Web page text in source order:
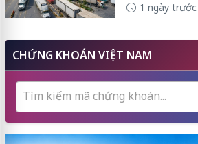
1 ngày trước
CHỨNG KHOÁN VIỆT NAM
Tìm kiếm mã chứng khoán...